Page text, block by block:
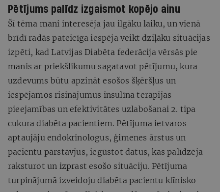
Pētījums palīdz izgaismot kopējo ainu
Šī tēma mani interesēja jau ilgāku laiku, un vienā
brīdī radās pateicīga iespēja veikt dziļāku situācijas
izpēti, kad Latvijas Diabēta federācija vērsās pie
manis ar priekšlikumu sagatavot pētījumu, kura
uzdevums būtu apzināt esošos šķēršļus un
iespējamos risinājumus insulīna terapijas
pieejamības un efektivitātes uzlabošanai 2. tipa
cukura diabēta pacientiem. Pētījuma ietvaros
aptaujāju endokrinologus, ģimenes ārstus un
pacientu pārstāvjus, iegūstot datus, kas palīdzēja
raksturot un izprast esošo situāciju. Pētījuma
turpinājumā izveidoju diabēta pacientu klīnisko